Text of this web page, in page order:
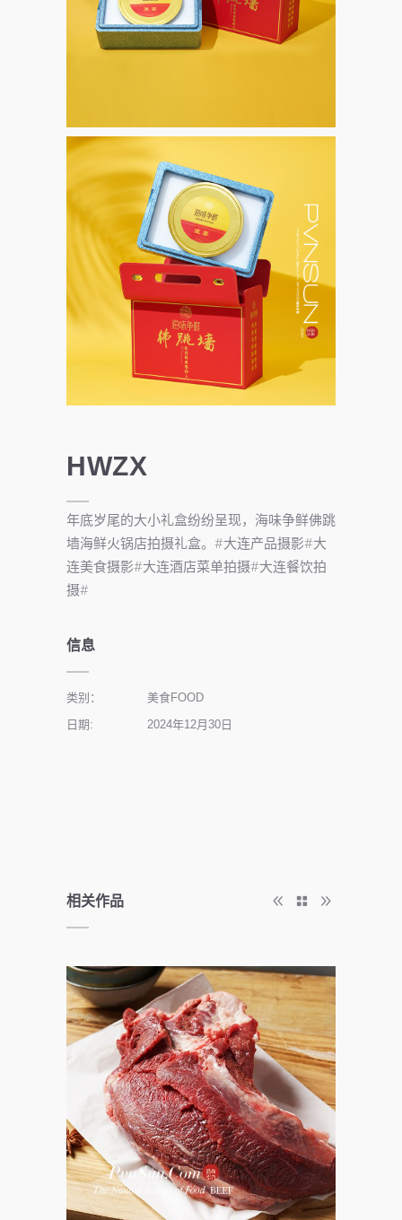
HWZX
年底岁尾的大小礼盒纷纷呈现，海味争鲜佛跳
墙海鲜火锅店拍摄礼盒。#大连产品摄影#大
连美食摄影#大连酒店菜单拍摄#大连餐饮拍
摄#
信息
类别：
美食FOOD
日期:
2024年12月30日
相关作品
beef
美食FOOD